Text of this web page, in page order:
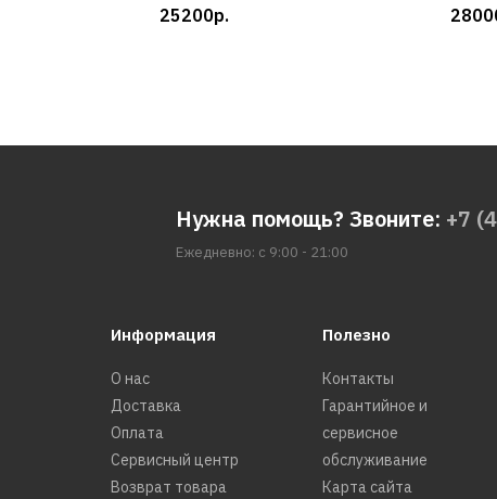
25200р.
Нужна помощь? Звоните: +7
Ежедневно: с 9:00 - 21:00
Информация
О нас
Доставка
Оплата
Сервисный центр
Возврат товара
Полезно
Контакты
Гарантийное и
сервисное
обслуживание
Карта сайта